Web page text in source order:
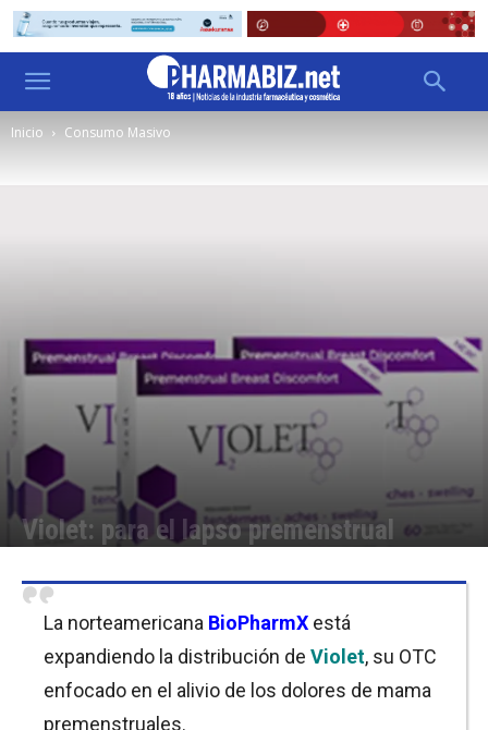
Inicio Consumo Masivo
Violet: para el lapso premenstrual
La norteamericana BioPharmX está
expandiendo la distribución de Violet, su OTC
enfocado en el alivio de los dolores de mama
premenstruales.